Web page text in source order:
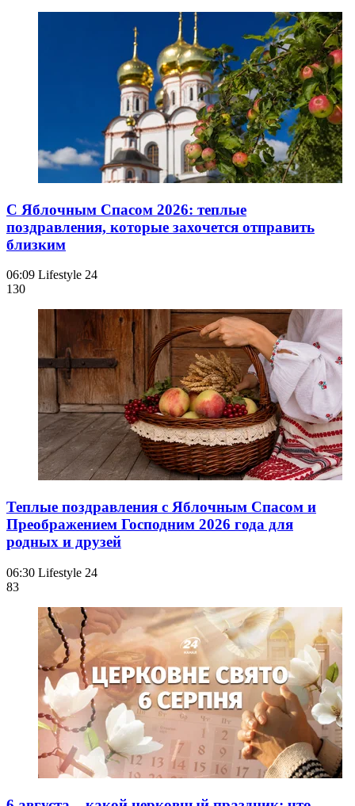
С Яблочным Спасом 2026: теплые
поздравления, которые захочется отправить
близким
06:09 Lifestyle 24
130
Теплые поздравления с Яблочным Спасом и
Преображением Господним 2026 года для
родных и друзей
06:30 Lifestyle 24
83